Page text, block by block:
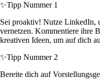
✨Tipp Nummer 1
Sei proaktiv! Nutze LinkedIn,
vernetzen. Kommentiere ihre
kreativen Ideen, um auf dich
✨Tipp Nummer 2
Bereite dich auf